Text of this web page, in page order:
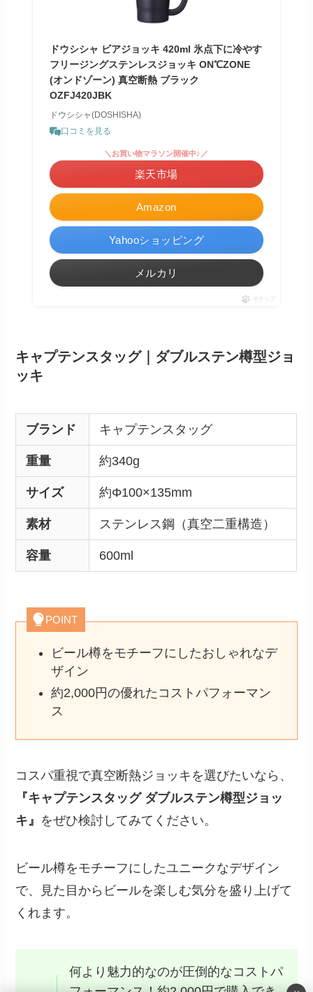
ドウシシャ ビアジョッキ 420ml 氷点下に冷やす
フリージングステンレスジョッキ ON℃ZONE
(オンドゾーン) 真空断熱 ブラック
OZFJ420JBK
ドウシシャ(DOSHISHA)
口コミを見る
Amazon
＼お買い物マラソン開催中♪／
楽天市場
Yahooショッピング
メルカリ
ポチップ
キャプテンスタッグ｜ダブルステン樽型ジョ
ッキ
ブランド キャプテンスタッグ
重量 約340g
サイズ 約Φ100×135mm
素材 ステンレス鋼（真空二重構造）
容量 600ml
POINT
ビール樽をモチーフにしたおしゃれなデ
ザイン
約2,000円の優れたコストパフォーマン
ス
コスパ重視で真空断熱ジョッキを選びたいなら、
『キャプテンスタッグ ダブルステン樽型ジョッ
キ』 をぜひ検討してみてください。
ビール樽をモチーフにしたユニークなデザイン
で、見た目からビールを楽しむ気分を盛り上げて
くれます。
何より魅力的なのが圧倒的なコストパ